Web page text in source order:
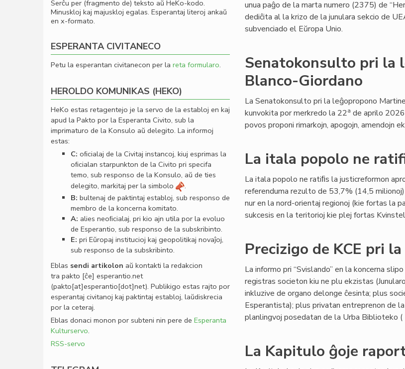
unua paĝo de la marta numero (2375) de
dediĉita al la krizo de la junulara sekcio de
subvenciado el Eŭropa Unio.
Senatokonsulto pri la
Blanco-Giordano
La Senatokonsulto pri la leĝopropono
kunvokita por merkredo la 22a de aprilo
povos proponi rimarkojn, apogojn, amendojn
La itala popolo ne
La itala popolo ne ratiﬁs la justicreformon
referenduma rezulto de 53,7% (14,5
nur en la nord-orientaj regionoj (kie fortas la
sukcesis en la teritorioj kie plej fortas
Precizigo de KCE pri
La informo pri “Svislando” en la koncerna
registras societon kiu ne plu ekzistas
inkluzive de organo delonge ĉesinta; plus
Esperantista); plus privatan entreprenon de
planlingvoj posedatan de la Urba Biblioteko (
La Kapitulo ĝoje
Serĉu per (fragmento de) teksto aŭ HeKo-kodo.
Minuskloj kaj majuskloj egalas. Esperantaj literoj ankaŭ
en x-formato.
ESPERANTA CIVITANECO
Petu la esperantan civitanecon per la reta formularo.
HEROLDO KOMUNIKAS (HEKO)
HeKo estas retagentejo je la servo de la establoj en kaj
apud la Pakto por la Esperanta Civito, sub la
imprimaturo de la Konsulo aŭ delegito. La informoj
estas:
C: oﬁcialaj de la Civitaj instancoj, kiuj esprimas la
oﬁcialan starpunkton de la Civito pri specifa
temo, sub responso de la Konsulo, aŭ de ties
delegito, markitaj per la simbolo
.
B: bultenaj de paktintaj establoj, sub responso de
membro de la koncerna komitato.
A: alies neoﬁcialaj, pri kio ajn utila por la evoluo
de Esperantio, sub responso de la subskribinto.
E: pri Eŭropaj institucioj kaj geopolitikaj novaĵoj,
sub responso de la subskribinto.
Eblas sendi artikolon aŭ kontakti la redakcion
tra pakto [ĉe] esperantio.net
(pakto[at]esperantio[dot]net). Publikigo estas rajto por
esperantaj civitanoj kaj paktintaj establoj, laŭdiskrecia
por la ceteraj.
Eblas donaci monon por subteni nin pere de Esperanta
Kulturservo.
RSS-servo